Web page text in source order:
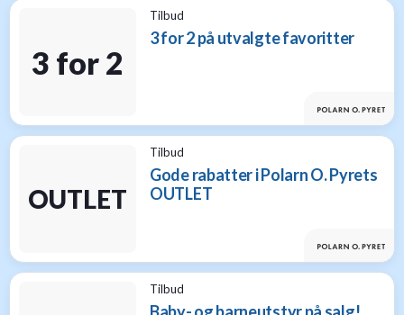
3 for 2
Tilbud
3 for 2 på utvalgte favoritter
OUTLET
Tilbud
Gode rabatter i Polarn O. Pyrets
OUTLET
Tilbud